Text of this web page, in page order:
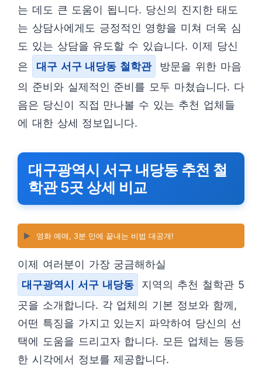
는 데도 큰 도움이 됩니다. 당신의 진지한 태도
는 상담사에게도 긍정적인 영향을 미쳐 더욱 심
도 있는 상담을 유도할 수 있습니다. 이제 당신
은
대구 서구 내당동 철학관
방문을 위한 마음
의 준비와 실제적인 준비를 모두 마쳤습니다. 다
음은 당신이 직접 만나볼 수 있는 추천 업체들
에 대한 상세 정보입니다.
대구광역시 서구 내당동 추천 철
학관 5곳 상세 비교
▶️ 영화 예매, 3분 만에 끝내는 비법 대공개!
이제 여러분이 가장 궁금해하실
대구광역시 서구 내당동
지역의 추천 철학관 5
곳을 소개합니다. 각 업체의 기본 정보와 함께,
어떤 특징을 가지고 있는지 파악하여 당신의 선
택에 도움을 드리고자 합니다. 모든 업체는 동등
한 시각에서 정보를 제공합니다.